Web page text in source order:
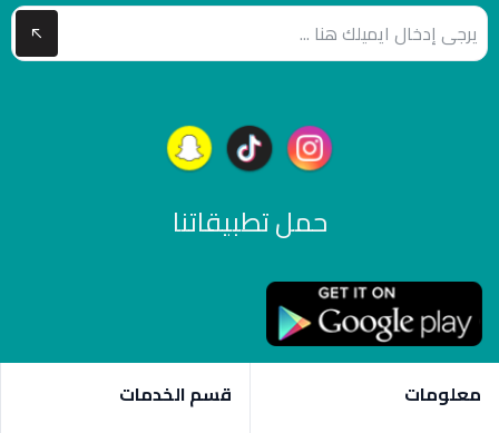
حمل تطبيقاتنا
معلومات
قسم الخدمات